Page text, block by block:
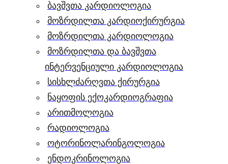
ბავშვთა კარდიოლოგია
მოზრდილთა კარდიოქირურგია
მოზრდილთა კარდიოლოგია
მოზრდილთა და ბავშვთა
ინტერვენციული კარდიოლოგია
სისხლძარღვთა ქირურგია
ნაყოფის ექოკარდიოგრაფია
არითმოლოგია
რადიოლოგია
ოტორინოლარინგოლოგია
ენდოკრინოლოგია